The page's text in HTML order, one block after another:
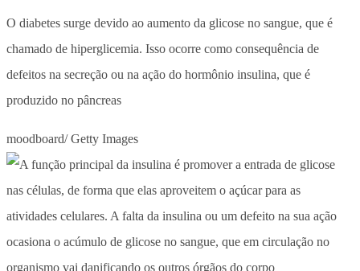
O diabetes surge devido ao aumento da glicose no sangue, que é
chamado de hiperglicemia. Isso ocorre como consequência de
defeitos na secreção ou na ação do hormônio insulina, que é
produzido no pâncreas
moodboard/ Getty Images